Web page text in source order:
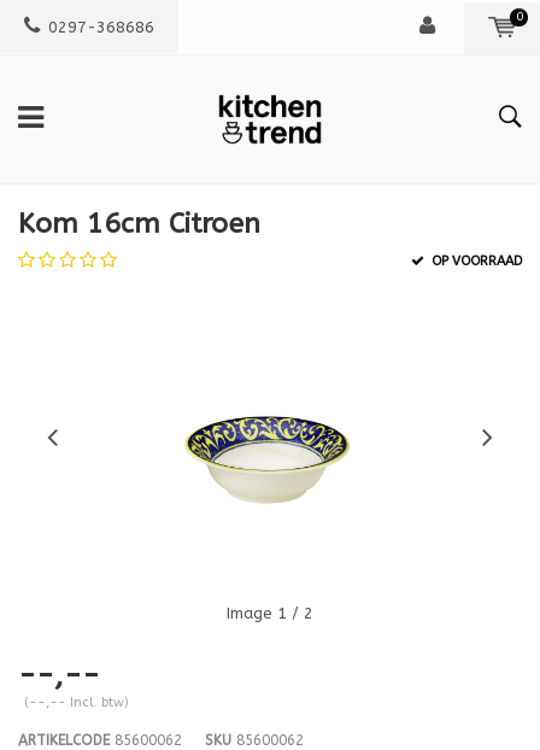
0297-368686
0
Kom 16cm Citroen
OP VOORRAAD
Image 1 / 2
--,--
(--,-- Incl. btw)
ARTIKELCODE85600062 SKU 85600062